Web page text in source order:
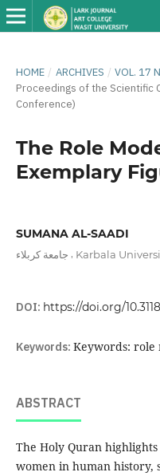
HOME / ARCHIVES / VOL. 17
Proceedings of the Scientific
Conference)
The Role
Exemplary
SUMANA AL-SAADI
جامعة كربلاء Karbala
DOI: https://doi.org/
Keywords: Keywords: role
ABSTRACT
The Holy Quran
women in human history,